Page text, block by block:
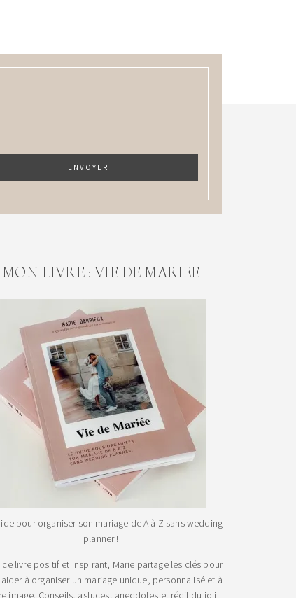
MON LIVRE : VIE DE MARIEE
pour organiser son mariage de A à Z sans wedding
planner !
ce livre positif et inspirant, Marie partage les clés pour
à organiser un mariage unique, personnalisé et à
image. Conseils, astuces, anecdotes et récit du joli